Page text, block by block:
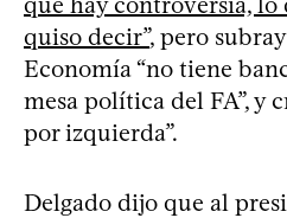
quiso decir”, pero
Economía “no tiene
mesa política del FA”, y
por izquierda”.
Delgado dijo que al